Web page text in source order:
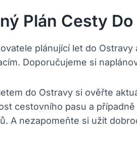
Plán Cesty
plánující let do
Doporučujeme si
do Ostravy si ověřte
cestovního pasu a
A nezapomeňte si užít